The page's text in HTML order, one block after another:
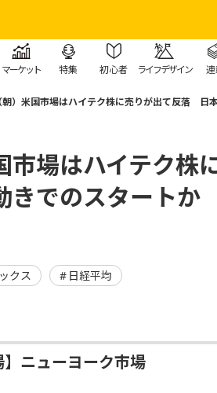
マーケット 特集 初心者 ライフデザイン
（朝）米国市場はハイテク株に売りが出て反落 日
市場はハイテク
きでのスタートか
クス 日経平均
】ニューヨーク市場